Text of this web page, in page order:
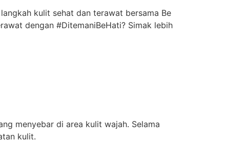
kulit sehat dan terawat bersama Be
dengan #DitemaniBeHati? Simak lebih
menyebar di area kulit wajah. Selama
kulit.